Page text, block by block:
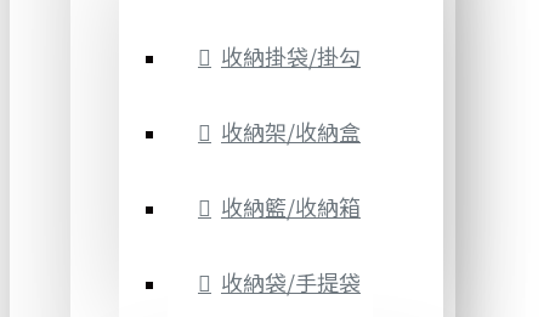
收納掛袋/掛勾
收納架/收納盒
收納籃/收納箱
收納袋/手提袋